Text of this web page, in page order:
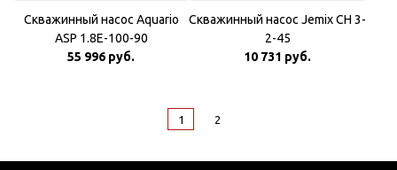
Скважинный насос Aquario
ASP 1.8E-100-90
55 996 руб.
Скважинный насос Jemix CH 3-
2-45
10 731 руб.
1 2